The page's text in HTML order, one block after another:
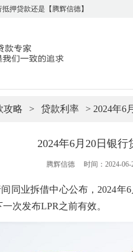
押贷款还是【腾辉信德】
攻略 > 贷款利率 > 2024年6
2024年6月20日银
腾辉信德 时间：2024-06-
同业拆借中心公布， 2024年6
一次发布LPR之前有效。